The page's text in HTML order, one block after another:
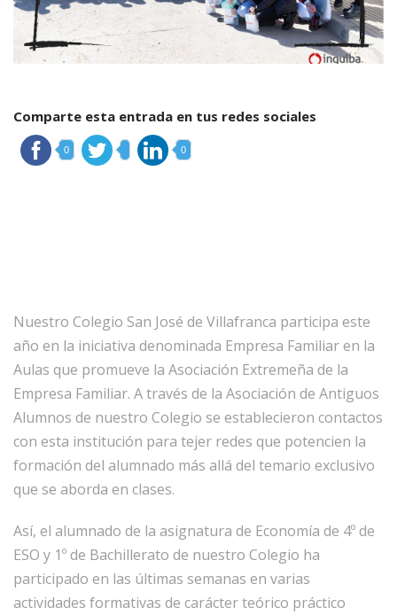
Comparte esta entrada en tus redes sociales
0 0
Nuestro Colegio San José de Villafranca participa este
año en la iniciativa denominada Empresa Familiar en la
Aulas que promueve la Asociación Extremeña de la
Empresa Familiar. A través de la Asociación de Antiguos
Alumnos de nuestro Colegio se establecieron contactos
con esta institución para tejer redes que potencien la
formación del alumnado más allá del temario exclusivo
que se aborda en clases.
Así, el alumnado de la asignatura de Economía de 4º de
ESO y 1º de Bachillerato de nuestro Colegio ha
participado en las últimas semanas en varias
actividades formativas de carácter teórico práctico